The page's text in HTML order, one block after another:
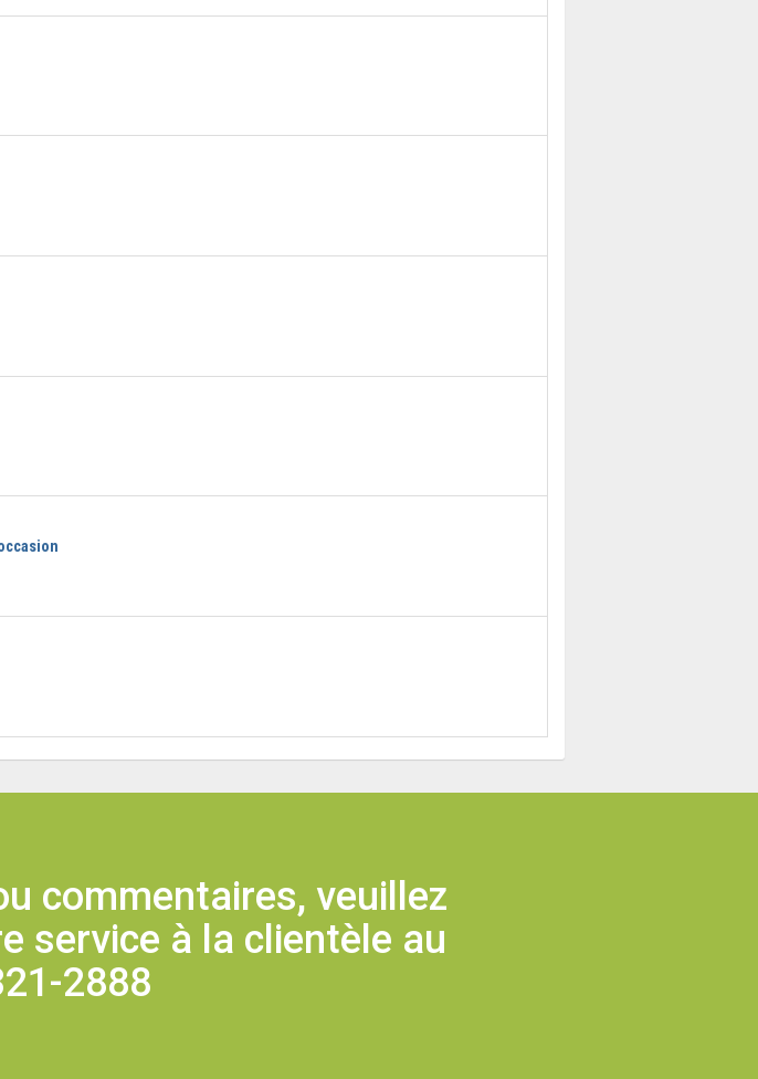
commentaires, veuillez
service à la clientèle au
2888